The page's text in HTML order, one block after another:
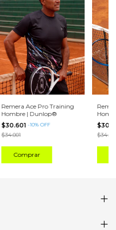
Remera Ace Pro Training
Hombre | Dunlop®
$30.601 -10%OFF
$34.001
Comprar
$34.001